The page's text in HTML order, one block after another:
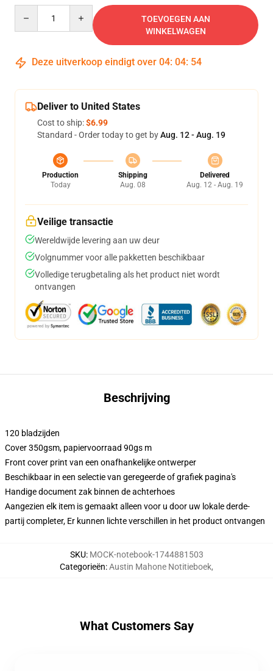
TOEVOEGEN AAN
WINKELWAGEN
Deze uitverkoop eindigt over 04: 04: 53
Deliver to United States
Cost to ship:$6.99
Standard - Order today to get byAug. 12 - Aug. 19
Production
Today
Shipping
Aug. 08
Delivered
Aug. 12 - Aug. 19
Veilige transactie
Wereldwijde levering aan uw deur
Volgnummer voor alle pakketten beschikbaar
Volledige terugbetaling als het product niet wordt
ontvangen
Beschrijving
120 bladzijden
Cover 350gsm, papiervoorraad 90gs m
Front cover print van een onafhankelijke ontwerper
Beschikbaar in een selectie van geregeerde of grafiek pagina's
Handige document zak binnen de achterhoes
Aangezien elk item is gemaakt alleen voor u door uw lokale derde-
partij completer, Er kunnen lichte verschillen in het product ontvangen
SKU: MOCK-notebook-1744881503
Categorieën:Austin Mahone Notitieboek,
What Customers Say